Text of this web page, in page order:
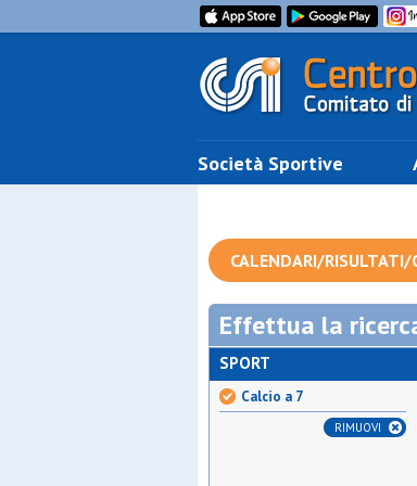
Società Sportive
CALENDARI/RISULTATI/
Effettua la
SPORT
Calcio a 7
RIMUOVI